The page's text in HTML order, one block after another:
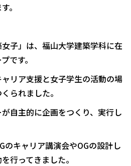
。
子」は、福山大学建築学科に在
です。
支援と女子学生の活動の場
られました。
的に企画をつくり、実行し
リア講演会やOGの設計し
行ってきました。